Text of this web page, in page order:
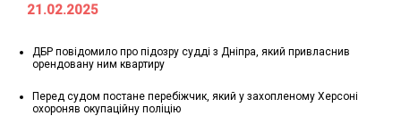
21.02.2025
ДБР повідомило про підозру судді з Дніпра, який привласнив
орендовану ним квартиру
Перед судом постане перебіжчик, який у захопленому Херсоні
охороняв окупаційну поліцію